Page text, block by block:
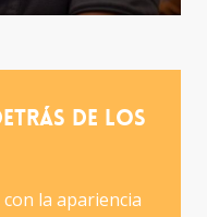
de los
la apariencia